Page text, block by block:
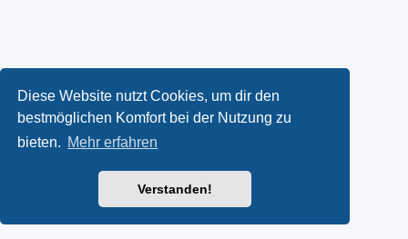
Diese Website nutzt Cookies, um dir den
bestmöglichen Komfort bei der Nutzung zu
bieten. Mehr erfahren
Verstanden!